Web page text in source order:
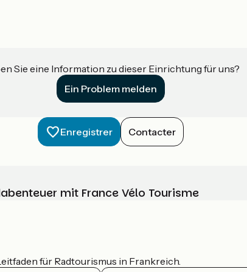
Sie eine Information zu dieser Einrichtung für uns?
Ein Problem melden
Enregistrer Contacter
mit France Vélo Tourisme
für Radtourismus in Frankreich.